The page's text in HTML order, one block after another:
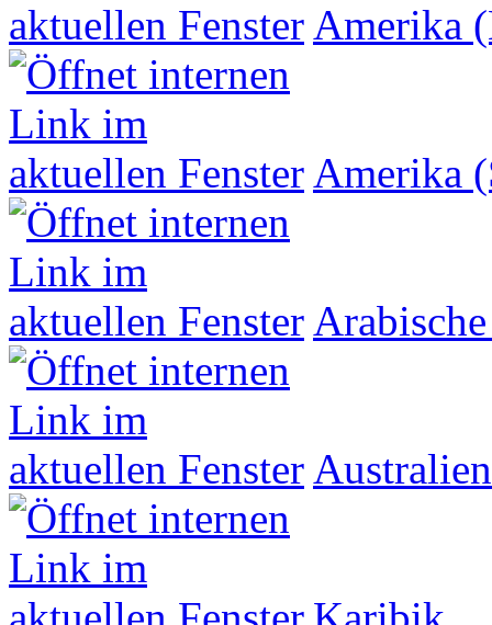
Amerika
Amerika
Australien